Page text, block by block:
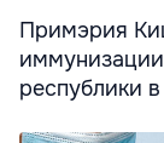
Примэрия
республики